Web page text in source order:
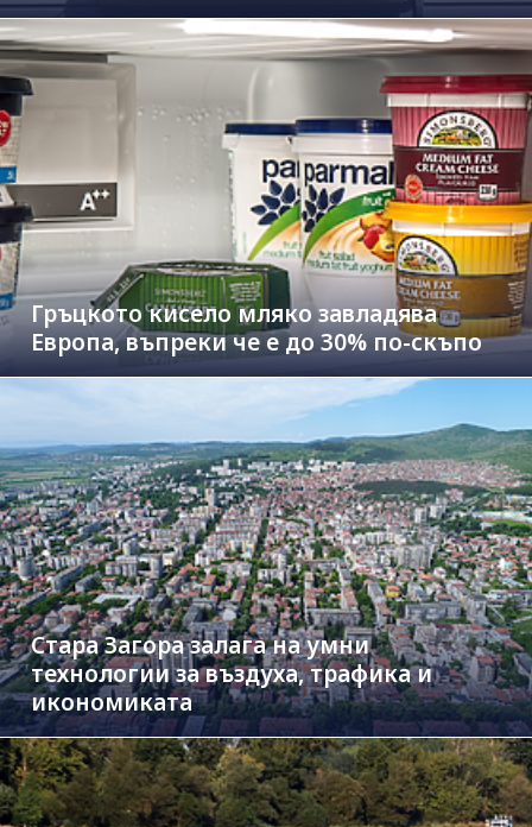
Гръцкото кисело мляко завладява
Европа, въпреки че е до 30% по-скъпо
Стара Загора залага на умни
технологии за въздуха, трафика и
икономиката